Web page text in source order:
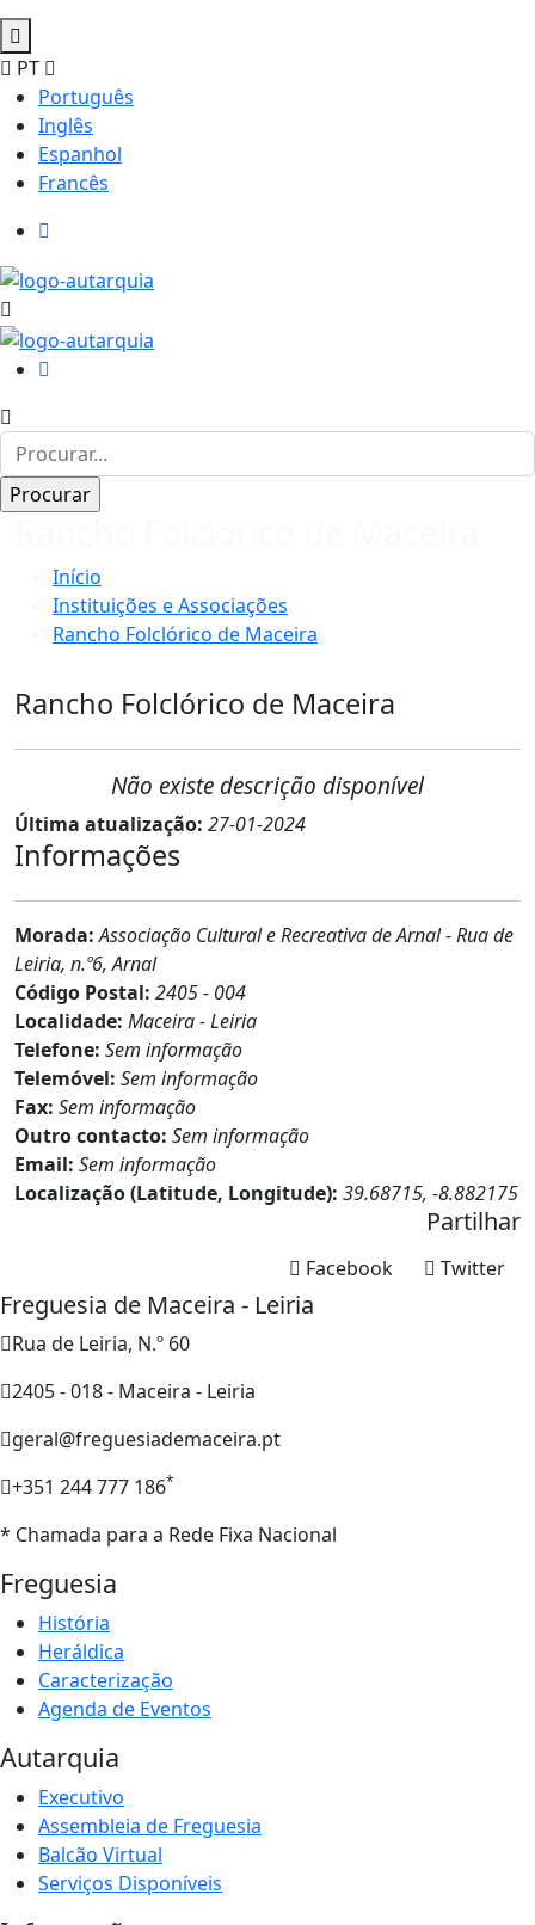
PT
Português
Inglês
Espanhol
Francês
Início
Instituições e Associações
Rancho Folclórico de Maceira
Rancho Folclórico de Maceira
Não existe descrição disponível
Última atualização: 27-01-2024
Informações
Morada:Associação Cultural e Recreativa de Arnal - Rua de
Leiria, n.º6, Arnal
Código Postal: 2405 - 004
Localidade: Maceira - Leiria
Telefone: Sem informação
Telemóvel: Sem informação
Fax: Sem informação
Outro contacto: Sem informação
Email: Sem informação
Localização (Latitude, Longitude): 39.68715, -8.882175
Partilhar
Twitter
Facebook
Freguesia de Maceira - Leiria
Rua de Leiria, N.º 60
2405 - 018 - Maceira - Leiria
geral@freguesiademaceira.pt
+351 244 777 186*
* Chamada para a Rede Fixa Nacional
Freguesia
História
Heráldica
Caracterização
Agenda de Eventos
Autarquia
Executivo
Assembleia de Freguesia
Balcão Virtual
Serviços Disponíveis